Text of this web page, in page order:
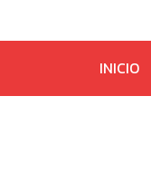
INICIO